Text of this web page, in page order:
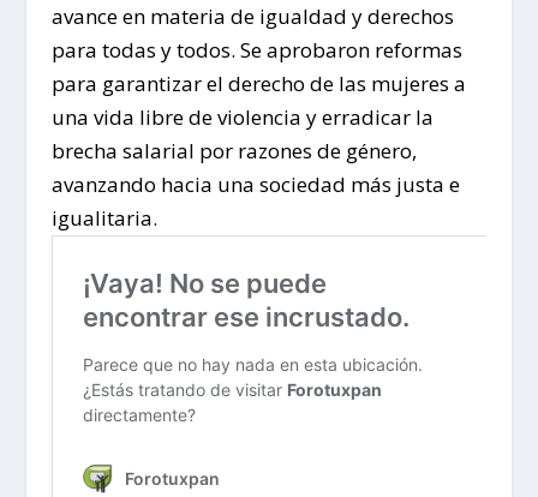
avance en materia de igualdad y derechos
para todas y todos. Se aprobaron reformas
para garantizar el derecho de las mujeres a
una vida libre de violencia y erradicar la
brecha salarial por razones de género,
avanzando hacia una sociedad más justa e
igualitaria.